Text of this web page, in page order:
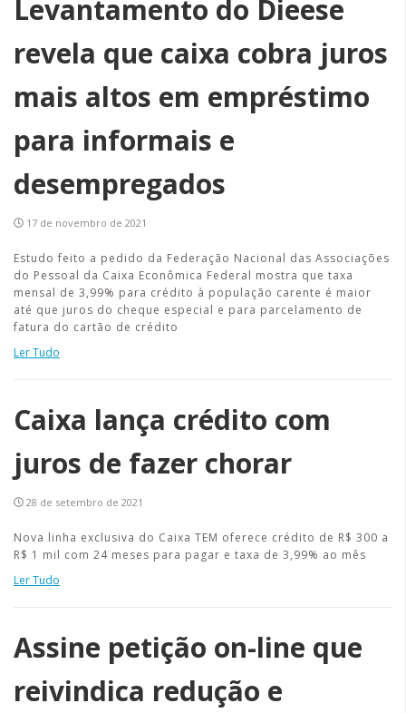
Levantamento do Dieese
revela que caixa cobra juros
mais altos em empréstimo
para informais e
desempregados
17 de novembro de 2021
Estudo feito a pedido da Federação Nacional das Associações
do Pessoal da Caixa Econômica Federal mostra que taxa
mensal de 3,99% para crédito à população carente é maior
até que juros do cheque especial e para parcelamento de
fatura do cartão de crédito
Ler Tudo
Caixa lança crédito com
juros de fazer chorar
28 de setembro de 2021
Nova linha exclusiva do Caixa TEM oferece crédito de R$ 300 a
R$ 1 mil com 24 meses para pagar e taxa de 3,99% ao mês
Ler Tudo
Assine petição on-line que
reivindica redução e